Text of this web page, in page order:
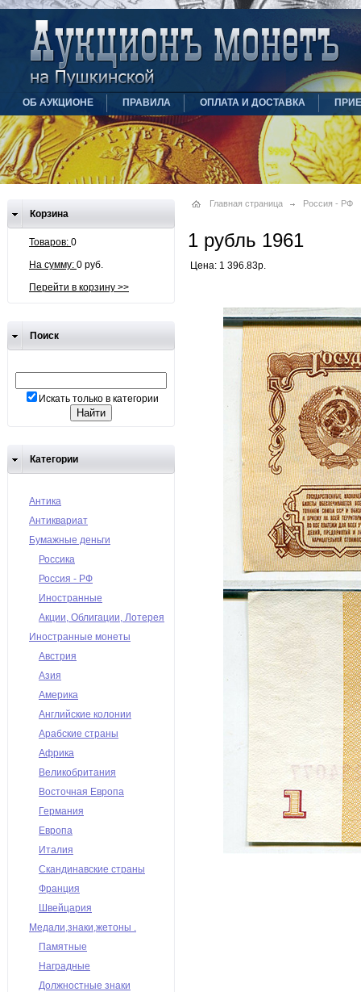
ОБ АУКЦИОНЕ ПРАВИЛА ОПЛАТА И ДОСТАВКА
Корзина
Товаров: 0
На сумму: 0 руб.
Перейти в корзину >>
Поиск
Искать только в категории
Категории
Антика
Антиквариат
Бумажные деньги
Россика
Россия - РФ
Иностранные
Акции, Облигации, Лотерея
Иностранные монеты
Австрия
Азия
Америка
Английские колонии
Арабские страны
Африка
Великобритания
Восточная Европа
Германия
Европа
Италия
Скандинавские страны
Франция
Швейцария
Медали,знаки,жетоны .
Памятные
Наградные
Должностные знаки
Главная страница Россия - РФ
1 рубль 1961
Цена: 1 396.83р.